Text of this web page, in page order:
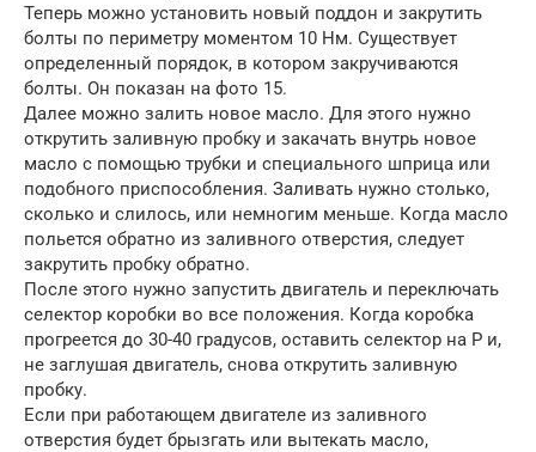
Теперь можно установить новый поддон и закрутить
болты по периметру моментом 10 Нм. Существует
определенный порядок, в котором закручиваются
болты. Он показан на фото 15.
Далее можно залить новое масло. Для этого нужно
открутить заливную пробку и закачать внутрь новое
масло с помощью трубки и специального шприца или
подобного приспособления. Заливать нужно столько,
сколько и слилось, или немногим меньше. Когда масло
польется обратно из заливного отверстия, следует
закрутить пробку обратно.
После этого нужно запустить двигатель и переключать
селектор коробки во все положения. Когда коробка
прогреется до 30-40 градусов, оставить селектор на P и,
не заглушая двигатель, снова открутить заливную
пробку.
Если при работающем двигателе из заливного
отверстия будет брызгать или вытекать масло,